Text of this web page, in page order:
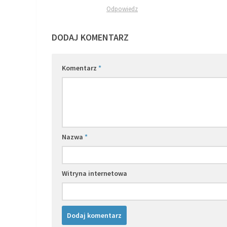
Odpowiedz
DODAJ KOMENTARZ
Komentarz *
Nazwa *
Witryna internetowa